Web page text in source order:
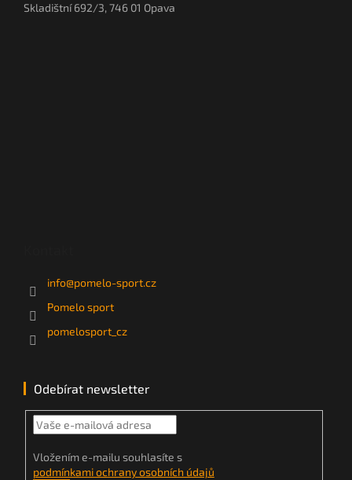
Skladištní 692/3, 746 01 Opava
info@pomelo-sport.cz
Pomelo sport
pomelosport_cz
Odebírat newsletter
Vložením e-mailu souhlasíte s
podmínkami ochrany osobních údajů